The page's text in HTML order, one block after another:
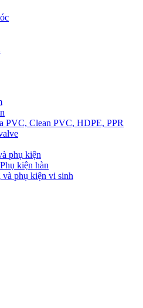
PVC, Clean PVC, HDPE, PPR
phụ kiện
kiện hàn
phụ kiện vi sinh